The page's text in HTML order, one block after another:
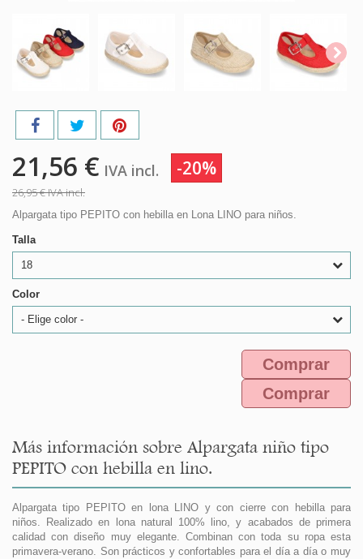
21,56 € IVA incl. -20%
26,95 €IVA incl.
Alpargata tipo PEPITO con hebilla en Lona LINO para niños.
Talla
18
Color
- Elige color -
Comprar
Comprar
Más información sobre Alpargata niño tipo
PEPITO con hebilla en lino.
Alpargata tipo PEPITO en lona LINO y con cierre con hebilla para
niños. Realizado en lona natural 100% lino, y acabados de primera
calidad con diseño muy elegante. Combinan con toda su ropa esta
primavera-verano. Son prácticos y confortables para el día a día o muy